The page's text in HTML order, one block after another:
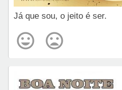
Já que sou, o jeito é ser.